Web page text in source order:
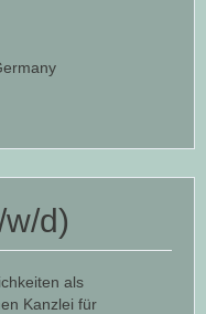
d)
als
Kanzlei für